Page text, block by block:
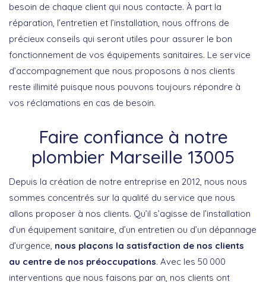
besoin de chaque client qui nous contacte. À part la
réparation, l’entretien et l’installation, nous offrons de
précieux conseils qui seront utiles pour assurer le bon
fonctionnement de vos équipements sanitaires. Le service
d’accompagnement que nous proposons à nos clients
reste illimité puisque nous pouvons toujours répondre à
vos réclamations en cas de besoin.
Faire confiance à notre
plombier Marseille 13005
Depuis la création de notre entreprise en 2012, nous nous
sommes concentrés sur la qualité du service que nous
allons proposer à nos clients. Qu’il s’agisse de l’installation
d’un équipement sanitaire, d’un entretien ou d’un dépannage
d’urgence, nous plaçons la satisfaction de nos clients
au centre de nos préoccupations. Avec les 50 000
interventions que nous faisons par an, nos clients ont